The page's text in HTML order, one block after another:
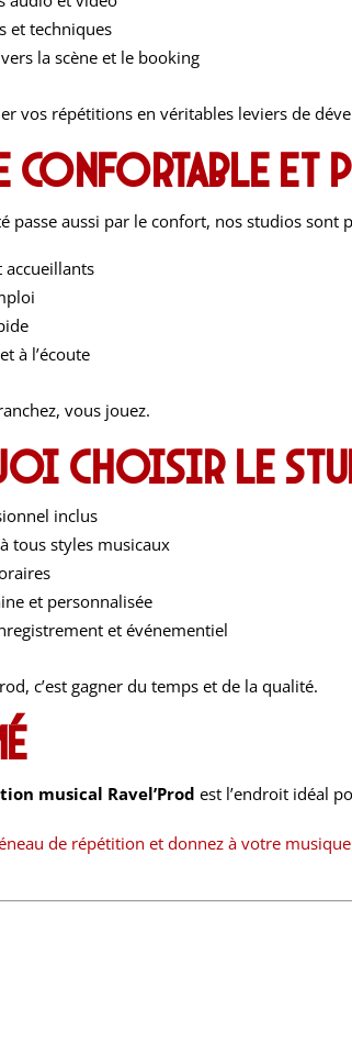
et techniques
la scène et le booking
vos répétitions en véritables leviers de
confortable et
passe aussi par le confort, nos studios sont
accueillants
à l’écoute
vous jouez.
choisir le
inclus
tous styles musicaux
et personnalisée
et événementiel
c’est gagner du temps et de la qualité.
musical Ravel’Prod est l’endroit idéal
de répétition et donnez à votre